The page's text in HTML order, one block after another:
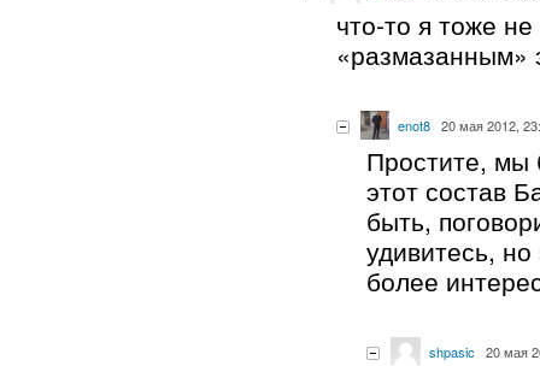
что-то я тоже
«размазанным»
enot8 20 мая 2012,
Простите, мы
этот состав
быть,
удивитесь,
более
shpasic 20 мая